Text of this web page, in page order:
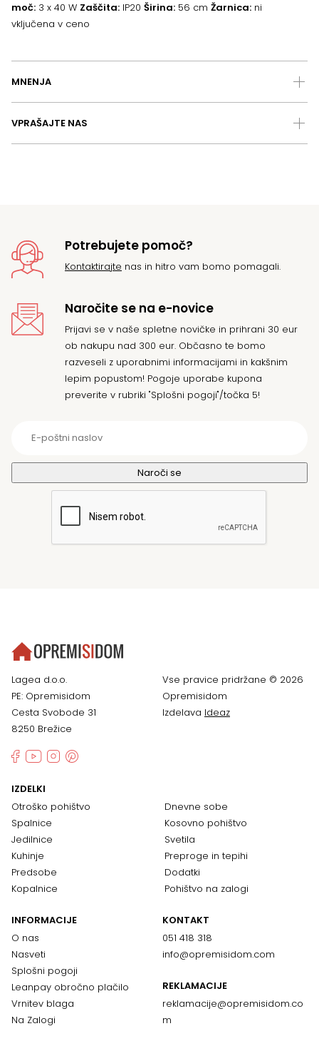
moč: 3 x 40 W Zaščita: IP20 Širina: 56 cm Žarnica: ni
vključena v ceno
MNENJA
VPRAŠAJTE NAS
Potrebujete pomoč?
Kontaktirajte nas in hitro vam bomo pomagali.
Naročite se na e-novice
Prijavi se v naše spletne novičke in prihrani 30 eur
ob nakupu nad 300 eur. Občasno te bomo
razveseli z uporabnimi informacijami in kakšnim
lepim popustom! Pogoje uporabe kupona
preverite v rubriki "Splošni pogoji"/točka 5!
Lagea d.o.o.
PE: Opremisidom
Cesta Svobode 31
8250 Brežice
Vse pravice pridržane © 2026
Opremisidom
Izdelava Ideaz
IZDELKI
Otroško pohištvo
Spalnice
Jedilnice
Kuhinje
Predsobe
Kopalnice
Dnevne sobe
Kosovno pohištvo
Svetila
Preproge in tepihi
Dodatki
Pohištvo na zalogi
INFORMACIJE
O nas
Nasveti
Splošni pogoji
Leanpay obročno plačilo
Vrnitev blaga
Na Zalogi
KONTAKT
051 418 318
info@opremisidom.com
REKLAMACIJE
reklamacije@opremisidom.co
m